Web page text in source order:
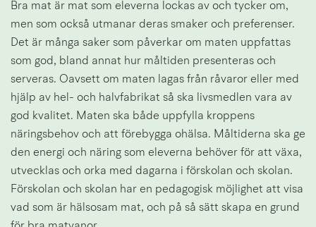
Bra mat är mat som eleverna lockas av och tycker om,
men som också utmanar deras smaker och preferenser.
Det är många saker som påverkar om maten uppfattas
som god, bland annat hur måltiden presenteras och
serveras. Oavsett om maten lagas från råvaror eller med
hjälp av hel- och halvfabrikat så ska livsmedlen vara av
god kvalitet. Maten ska både uppfylla kroppens
näringsbehov och att förebygga ohälsa. Måltiderna ska ge
den energi och näring som eleverna behöver för att växa,
utvecklas och orka med dagarna i förskolan och skolan.
Förskolan och skolan har en pedagogisk möjlighet att visa
vad som är hälsosam mat, och på så sätt skapa en grund